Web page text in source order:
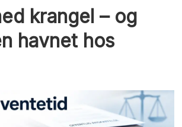
krangel – og
havnet hos